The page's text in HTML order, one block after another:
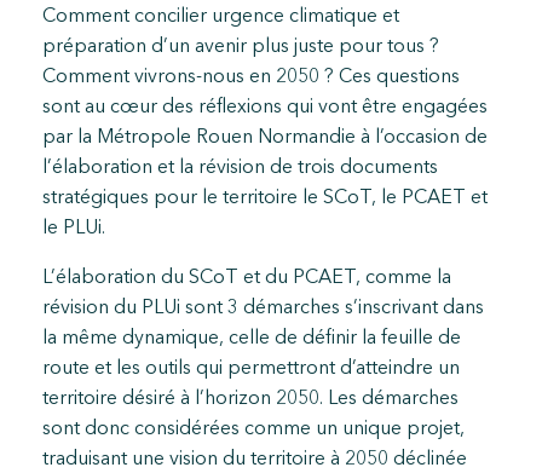
Comment concilier urgence climatique et
préparation d’un avenir plus juste pour tous ?
Comment vivrons-nous en 2050 ? Ces questions
sont au cœur des réflexions qui vont être engagées
par la Métropole Rouen Normandie à l’occasion de
l’élaboration et la révision de trois documents
stratégiques pour le territoire le SCoT, le PCAET et
le PLUi.
L’élaboration du SCoT et du PCAET, comme la
révision du PLUi sont 3 démarches s’inscrivant dans
la même dynamique, celle de définir la feuille de
route et les outils qui permettront d’atteindre un
territoire désiré à l’horizon 2050. Les démarches
sont donc considérées comme un unique projet,
traduisant une vision du territoire à 2050 déclinée